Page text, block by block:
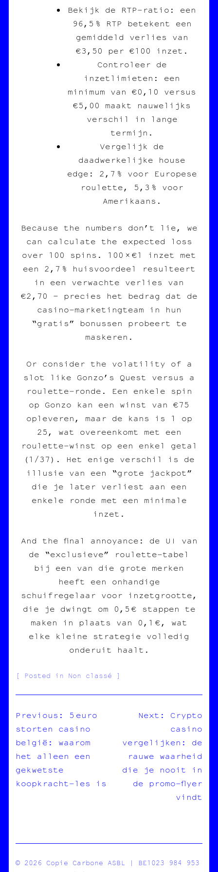
Bekijk de RTP‑ratio: een
96,5 % RTP betekent een
gemiddeld verlies van
€3,50 per €100 inzet.
Controleer de
inzetlimieten: een
minimum van €0,10 versus
€5,00 maakt nauwelijks
verschil in lange
termijn.
Vergelijk de
daadwerkelijke house
edge: 2,7 % voor Europese
roulette, 5,3 % voor
Amerikaans.
Because the numbers don’t lie, we
can calculate the expected loss
over 100 spins. 100 × €1 inzet met
een 2,7 % huisvoordeel resulteert
in een verwachte verlies van
€2,70 – precies het bedrag dat de
casino‑marketingteam in hun
“gratis” bonussen probeert te
maskeren.
Or consider the volatility of a
slot like Gonzo’s Quest versus a
roulette‑ronde. Een enkele spin
op Gonzo kan een winst van €75
opleveren, maar de kans is 1 op
25, wat overeenkomt met een
roulette‑winst op een enkel getal
(1/37). Het enige verschil is de
illusie van een “grote jackpot”
die je later verliest aan een
enkele ronde met een minimale
inzet.
And the final annoyance: de UI van
de “exclusieve” roulette‑tabel
bij een van die grote merken
heeft een onhandige
schuifregelaar voor inzetgrootte,
die je dwingt om 0,5 € stappen te
maken in plaats van 0,1 €, wat
elke kleine strategie volledig
onderuit haalt.
Posted in Non classé
NAVIGATION
DE
L’ARTICLE
Previous:
5 euro
storten casino
belgië: waarom
het alleen een
gekwetste
koopkracht‑les is
Next:
Crypto
casino
vergelijken: de
rauwe waarheid
die je nooit in
de promo‑flyer
vindt
© 2026 Copie Carbone ASBL | BE1023 984 953